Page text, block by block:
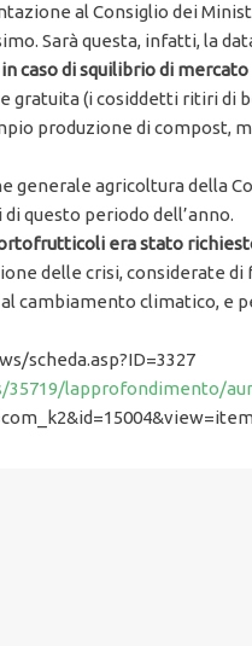
al Consiglio dei
Sarà questa, infatti, la
di squilibrio di mercato
gratuita (i cosiddetti ritiri di
produzione di compost,
generale agricoltura della
questo periodo dell’anno.
era stato
delle crisi, considerate
cambiamento climatico, e
scheda.asp?ID=3327
lapprofondimento/